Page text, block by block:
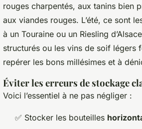
rouges charpentés, aux tanins bien
aux viandes rouges. L’été, ce sont
à un Touraine ou un Riesling
structurés ou les vins de soif légers
repérer les bons millésimes et à
Éviter les erreurs de stockage
Voici l’essentiel à ne pas négliger :
✅ Stocker les bouteilles